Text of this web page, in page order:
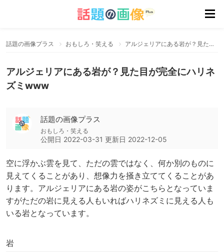
話題の画像プラス おもしろ・笑える アルジェリアにある岩が？見た目が完全にハリネズミwww
アルジェリアにある岩が？見た目が完全にハリネ
ズミwww
話題の画像プラス
おもしろ・笑える
公開日 2022-03-31 更新日 2022-12-05
空に浮かぶ雲を見て、ただの雲ではなく、何か別のものに
見えてくることがあり、想像力を掻き立ててくることがあ
ります。アルジェリアにある岩の姿がこちらとなっていま
すがただの岩に見える人もいればハリネズミに見える人も
いる岩となっています。
岩